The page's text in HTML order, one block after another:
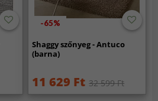
-65%
Shaggy szőnyeg - Antuco
(barna)
11 629 Ft 32 599 Ft